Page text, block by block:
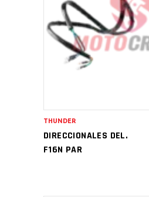
AÑADIR AL
DIRECCIONALES DEL.
F16N PAR
THUNDER